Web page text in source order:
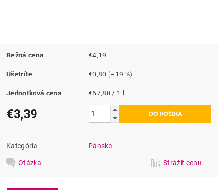
Bežná cena €4,19
Ušetríte €0,80 (–19 %)
Jednotková cena €67,80 / 1 l
€3,39
Kategória Pánske
Otázka Strážiť cenu